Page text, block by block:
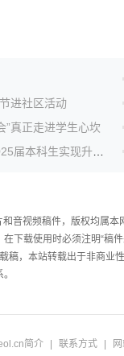
进社区活动
”真正走进学生心坎
音视频稿件，版权均属
下载使用时必须注明“稿
，本站转载出于非商业
简介 联系方式